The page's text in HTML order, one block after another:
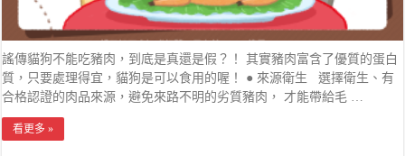
謠傳貓狗不能吃豬肉，到底是真還是假？！ 其實豬肉富含了優質的蛋白
質，只要處理得宜，貓狗是可以食用的喔！ ● 來源衛生 選擇衛生、有
合格認證的肉品來源，避免來路不明的劣質豬肉， 才能帶給毛 …
看更多 »